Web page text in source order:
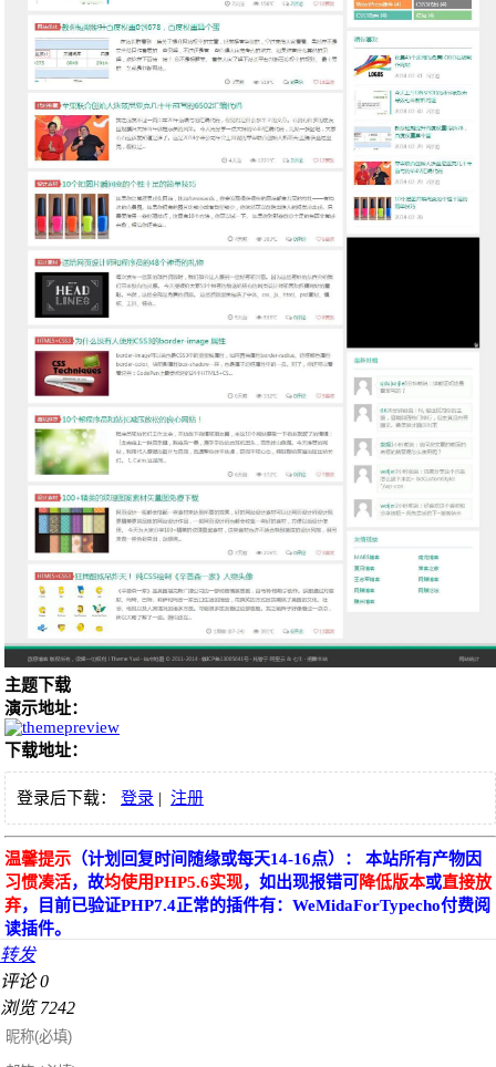
主题下载
演示地址：
下载地址：
登录后下载： 登录 | 注册
温馨提示 （计划回复时间随缘或每天14-16点）： 本站所有产物因
习惯凑活，故均使用PHP5.6实现，如出现报错可降低版本或直接放
弃，目前已验证PHP7.4正常的插件有：WeMidaForTypecho付费阅
读插件。
转发
评论0
浏览7242